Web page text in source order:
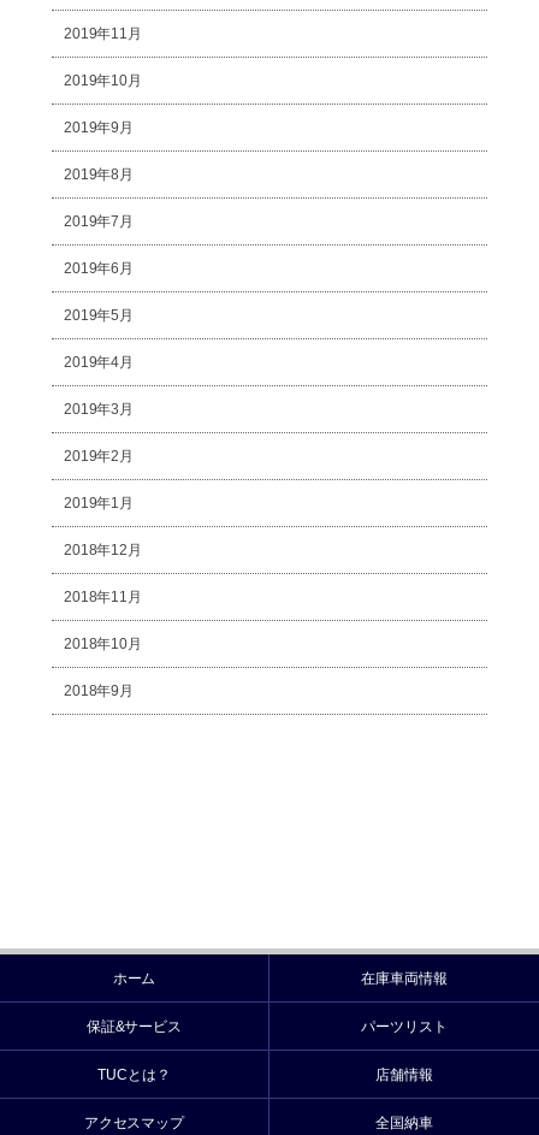
2019年11月
2019年10月
2019年9月
2019年8月
2019年7月
2019年6月
2019年5月
2019年4月
2019年3月
2019年2月
2019年1月
2018年12月
2018年11月
2018年10月
2018年9月
ホーム 在庫車両情報
保証&サービス パーツリスト
TUCとは？ 店舗情報
アクセスマップ 全国納車